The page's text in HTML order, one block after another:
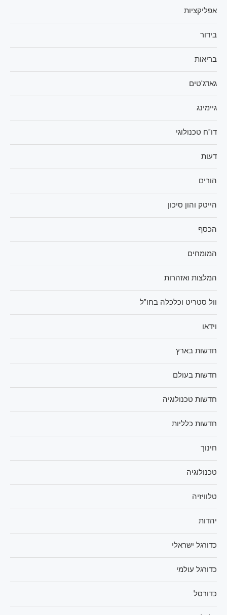
אפליקציות
בידור
בריאות
גאדג'טים
גיימינג
דו"ח טכנולוגי
דעות
הורים
הייטק והון סיכון
הכסף
המומחים
המלצות ואזהרות
וול סטריט וכלכלה בחו"ל
וידאו
חדשות בארץ
חדשות בעולם
חדשות טכנולוגיה
חדשות כלליות
חינוך
טכנולוגיה
טלוויזיה
יהדות
כדורגל ישראלי
כדורגל עולמי
כדורסל